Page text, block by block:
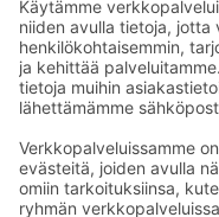
parkkialueen maksua
vastaanottoon.
Ota yhteyttä